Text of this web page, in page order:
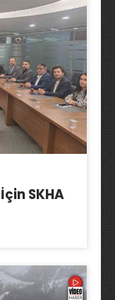
SKHA